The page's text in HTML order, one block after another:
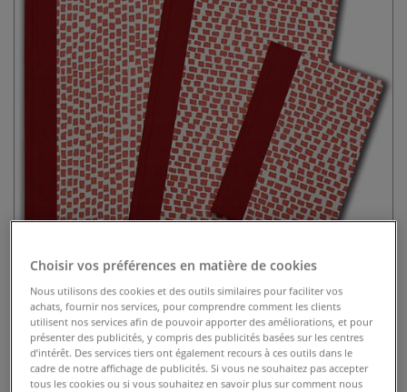
Venezia Book de Fabriano
6 Commentaires
Venezia Book - 200 g/m², album de 48 feuilles. Grain naturel,
Choisir vos préférences en matière de cookies
Nous utilisons des cookies et des outils similaires pour faciliter vos
achats, fournir nos services, pour comprendre comment les clients
utilisent nos services afin de pouvoir apporter des améliorations, et pour
présenter des publicités, y compris des publicités basées sur les centres
d’intérêt. Des services tiers ont également recours à ces outils dans le
cadre de notre affichage de publicités. Si vous ne souhaitez pas accepter
tous les cookies ou si vous souhaitez en savoir plus sur comment nous